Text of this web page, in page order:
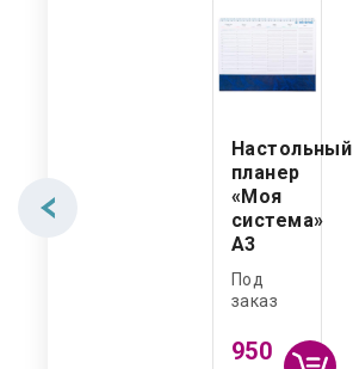
Настольный
планер
«Моя
система»
А3
Под
заказ
950